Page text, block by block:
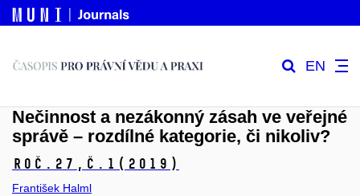
EN
Nečinnost a nezákonný zásah ve veřejné
správě – rozdílné kategorie, či nikoliv?
Roč.27, č.1 (2019)
František Halml